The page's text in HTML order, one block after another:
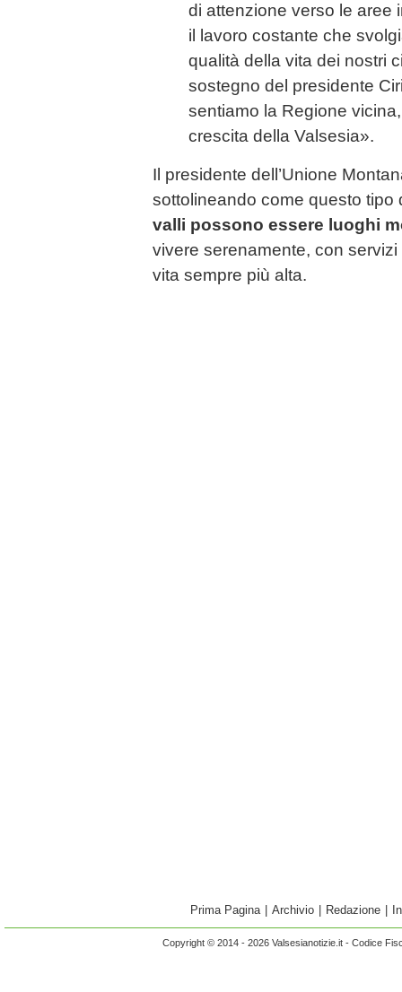
di attenzione verso le aree
il lavoro costante che
qualità della vita dei nostri
sostegno del presidente
sentiamo la Regione
crescita della Valsesia».
Il presidente dell’Unione
sottolineando come questo
valli possono essere luoghi
vivere serenamente, con
vita sempre più alta.
Prima Pagina | Archivio | Redazione |
Copyright © 2014 - 2026 Valsesianotizie.it - Codice